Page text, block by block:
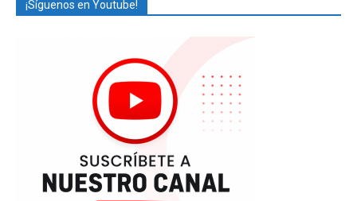
¡Síguenos en Youtube!